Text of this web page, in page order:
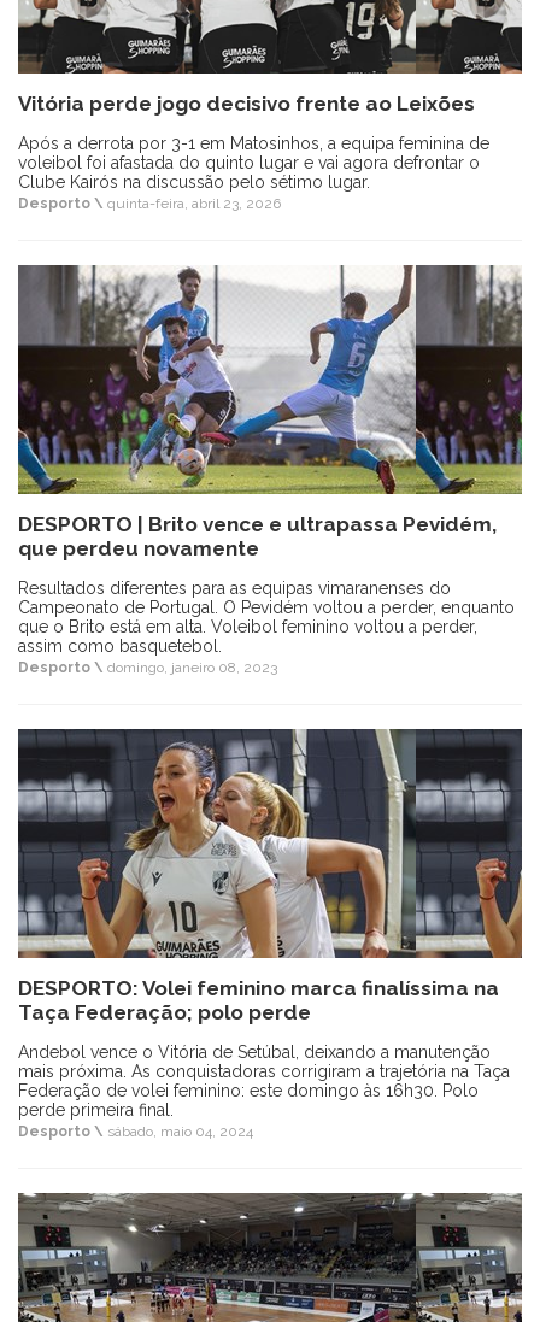
Vitória perde jogo decisivo frente ao Leixões
Após a derrota por 3-1 em Matosinhos, a equipa feminina de
voleibol foi afastada do quinto lugar e vai agora defrontar o
Clube Kairós na discussão pelo sétimo lugar.
Desporto \ quinta-feira, abril 23, 2026
DESPORTO | Brito vence e ultrapassa Pevidém,
que perdeu novamente
Resultados diferentes para as equipas vimaranenses do
Campeonato de Portugal. O Pevidém voltou a perder, enquanto
que o Brito está em alta. Voleibol feminino voltou a perder,
assim como basquetebol.
Desporto \ domingo, janeiro 08, 2023
DESPORTO: Volei feminino marca finalíssima na
Taça Federação; polo perde
Andebol vence o Vitória de Setúbal, deixando a manutenção
mais próxima. As conquistadoras corrigiram a trajetória na Taça
Federação de volei feminino: este domingo às 16h30. Polo
perde primeira final.
Desporto \ sábado, maio 04, 2024